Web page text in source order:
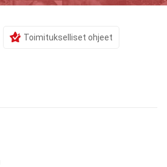
Toimitukselliset ohjeet